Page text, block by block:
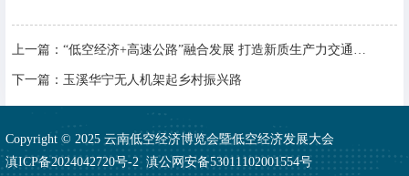
上一篇： “低空经济+高速公路”融合发展 打造新质生产力交通应用新场景
下一篇： 玉溪华宁无人机架起乡村振兴路
Copyright © 2025 云南低空经济博览会暨低空经济发展大会
滇ICP备2024042720号-2滇公网安备53011102001554号